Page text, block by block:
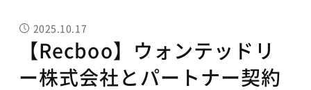
無料オンライン相談
サービス資料ダウンロード
2025.10.17
【Recboo】ウォンテッドリ
ー株式会社とパートナー契約